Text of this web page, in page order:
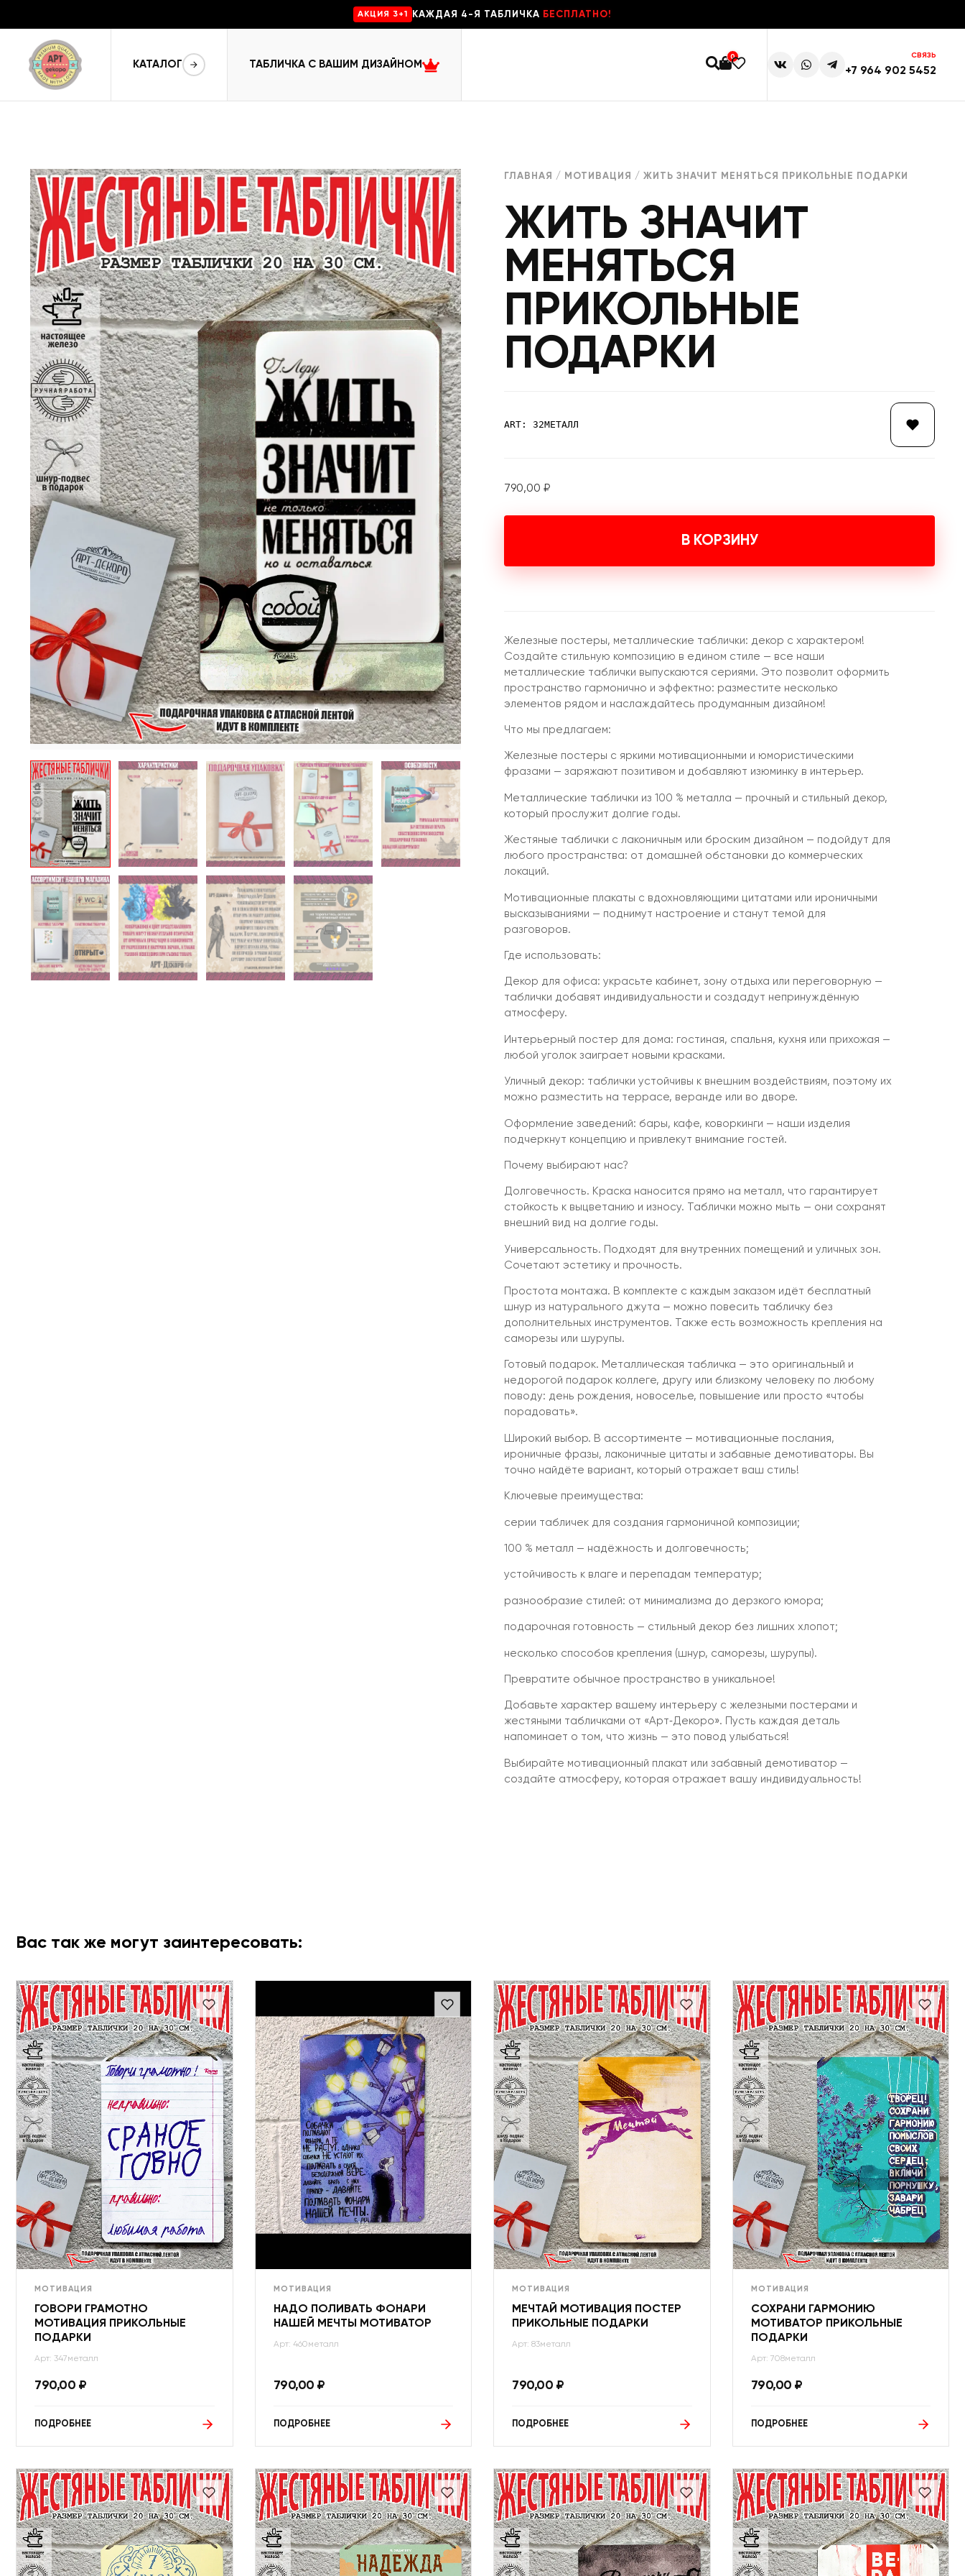
AKЦИЯ 3+1 КАЖДАЯ 4-Я ТАБЛИЧКА БЕСПЛАТНО!
КАТАЛОГ ТАБЛИЧКА С ВАШИМ ДИЗАЙНОМ
0 СВЯЗЬ
+7 964 902 5452
ГЛАВНАЯ / МОТИВАЦИЯ / ЖИТЬ ЗНАЧИТ МЕНЯТЬСЯ ПРИКОЛЬНЫЕ ПОДАРКИ
ЖИТЬ ЗНАЧИТ
МЕНЯТЬСЯ
ПРИКОЛЬНЫЕ
ПОДАРКИ
ART: 32МЕТАЛЛ
790,00 ₽
В КОРЗИНУ
Железные постеры, металлические таблички: декор с характером!
Создайте стильную композицию в едином стиле — все наши
металлические таблички выпускаются сериями. Это позволит оформить
пространство гармонично и эффектно: разместите несколько
элементов рядом и наслаждайтесь продуманным дизайном!
Что мы предлагаем:
Железные постеры с яркими мотивационными и юмористическими
фразами — заряжают позитивом и добавляют изюминку в интерьер.
Металлические таблички из 100 % металла — прочный и стильный декор,
который прослужит долгие годы.
Жестяные таблички с лаконичным или броским дизайном — подойдут для
любого пространства: от домашней обстановки до коммерческих
локаций.
Мотивационные плакаты с вдохновляющими цитатами или ироничными
высказываниями — поднимут настроение и станут темой для
разговоров.
Где использовать:
Декор для офиса: украсьте кабинет, зону отдыха или переговорную —
таблички добавят индивидуальности и создадут непринуждённую
атмосферу.
Интерьерный постер для дома: гостиная, спальня, кухня или прихожая —
любой уголок заиграет новыми красками.
Уличный декор: таблички устойчивы к внешним воздействиям, поэтому их
можно разместить на террасе, веранде или во дворе.
Оформление заведений: бары, кафе, коворкинги — наши изделия
подчеркнут концепцию и привлекут внимание гостей.
Почему выбирают нас?
Долговечность. Краска наносится прямо на металл, что гарантирует
стойкость к выцветанию и износу. Таблички можно мыть — они сохранят
внешний вид на долгие годы.
Универсальность. Подходят для внутренних помещений и уличных зон.
Сочетают эстетику и прочность.
Простота монтажа. В комплекте с каждым заказом идёт бесплатный
шнур из натурального джута — можно повесить табличку без
дополнительных инструментов. Также есть возможность крепления на
саморезы или шурупы.
Готовый подарок. Металлическая табличка — это оригинальный и
недорогой подарок коллеге, другу или близкому человеку по любому
поводу: день рождения, новоселье, повышение или просто «чтобы
порадовать».
Широкий выбор. В ассортименте — мотивационные послания,
ироничные фразы, лаконичные цитаты и забавные демотиваторы. Вы
точно найдёте вариант, который отражает ваш стиль!
Ключевые преимущества:
серии табличек для создания гармоничной композиции;
100 % металл — надёжность и долговечность;
устойчивость к влаге и перепадам температур;
разнообразие стилей: от минимализма до дерзкого юмора;
подарочная готовность — стильный декор без лишних хлопот;
несколько способов крепления (шнур, саморезы, шурупы).
Превратите обычное пространство в уникальное!
Добавьте характер вашему интерьеру с железными постерами и
жестяными табличками от «Арт‑Декоро». Пусть каждая деталь
напоминает о том, что жизнь — это повод улыбаться!
Выбирайте мотивационный плакат или забавный демотиватор —
создайте атмосферу, которая отражает вашу индивидуальность!
Вас так же могут заинтересовать:
МОТИВАЦИЯ
ГОВОРИ ГРАМОТНО
МОТИВАЦИЯ ПРИКОЛЬНЫЕ
ПОДАРКИ
Арт: 347металл
790,00 ₽
ПОДРОБНЕЕ
МОТИВАЦИЯ
НАДО ПОЛИВАТЬ ФОНАРИ
НАШЕЙ МЕЧТЫ МОТИВАТОР
Арт: 460металл
790,00 ₽
ПОДРОБНЕЕ
МОТИВАЦИЯ
МЕЧТАЙ МОТИВАЦИЯ ПОСТЕР
ПРИКОЛЬНЫЕ ПОДАРКИ
Арт: 83металл
790,00 ₽
ПОДРОБНЕЕ
МОТИВАЦИЯ
СОХРАНИ ГАРМОНИЮ
МОТИВАТОР ПРИКОЛЬНЫЕ
ПОДАРКИ
Арт: 708металл
790,00 ₽
ПОДРОБНЕЕ